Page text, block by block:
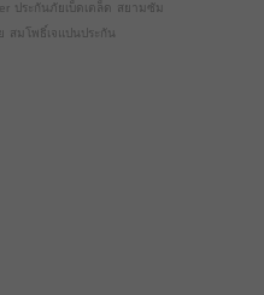
ประกันภัยเบ็ดเตล็ด
สยามซัม
สมโพธิ์เจแปนประกัน